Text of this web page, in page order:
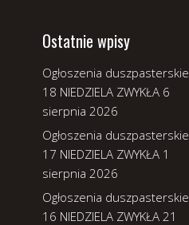
Ostatnie wpisy
Ogłoszenia duszpasterskie
18 NIEDZIELA ZWYKŁA 6
sierpnia 2026
Ogłoszenia duszpasterskie
17 NIEDZIELA ZWYKŁA 1
sierpnia 2026
Ogłoszenia duszpasterskie
16 NIEDZIELA ZWYKŁA 21